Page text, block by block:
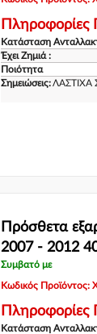
Πληροφορίες
Κατάσταση
Έχει Ζημιά :
Ποιότητα
Σημειώσεις:ΛΑΣΤΙΧΑ
Πρόσθετα
2007 - 2012
Συμβατό με
Κωδικός Προϊόντος:
Πληροφορίες
Κατάσταση